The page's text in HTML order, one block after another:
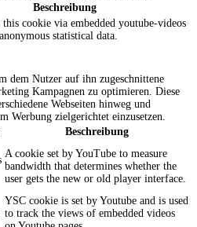
Beschreibung
this cookie via embedded youtube-videos
statistical data.
dem Nutzer auf ihn zugeschnittene
Kampagnen zu optimieren. Diese
Webseiten hinweg und
Werbung zielgerichtet einzusetzen.
Beschreibung
A cookie set by YouTube to measure
bandwidth that determines whether the
user gets the new or old player interface.
YSC cookie is set by Youtube and is used
to track the views of embedded videos